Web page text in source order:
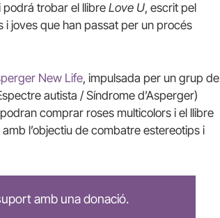
podrá trobar el llibre Love U, escrit pel
i joves que han passat per un procés
New Life, impulsada per un grup de
autista / Síndrome d’Asperger)
comprar roses multicolors i el llibre
l’objectiu de combatre estereotips i
amb una donació.